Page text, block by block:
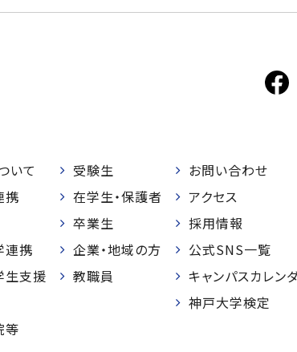
いて
携
連携
生支援
等
受験生
在学生・保護者
卒業生
企業・地域の方
教職員
お問い合わせ
アクセス
採用情報
公式SNS一覧
キャンパスカレン
神戸大学検定